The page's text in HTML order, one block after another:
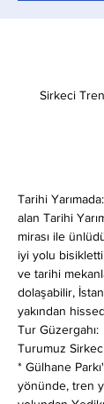
Sirkeci
Tarihi
alan Tarihi
mirası ile
iyi yolu
ve tarihi
dolaşabilir,
yakından
Tur Güzergahı:
Turumuz
* Gülhane
yönünde, tren